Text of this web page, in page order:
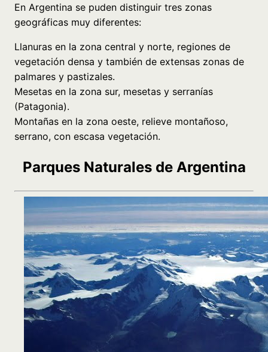
En Argentina se puden distinguir tres zonas
geográficas muy diferentes:
Llanuras en la zona central y norte, regiones de
vegetación densa y también de extensas zonas de
palmares y pastizales.
Mesetas en la zona sur, mesetas y serranías
(Patagonia).
Montañas en la zona oeste, relieve montañoso,
serrano, con escasa vegetación.
Parques Naturales de Argentina